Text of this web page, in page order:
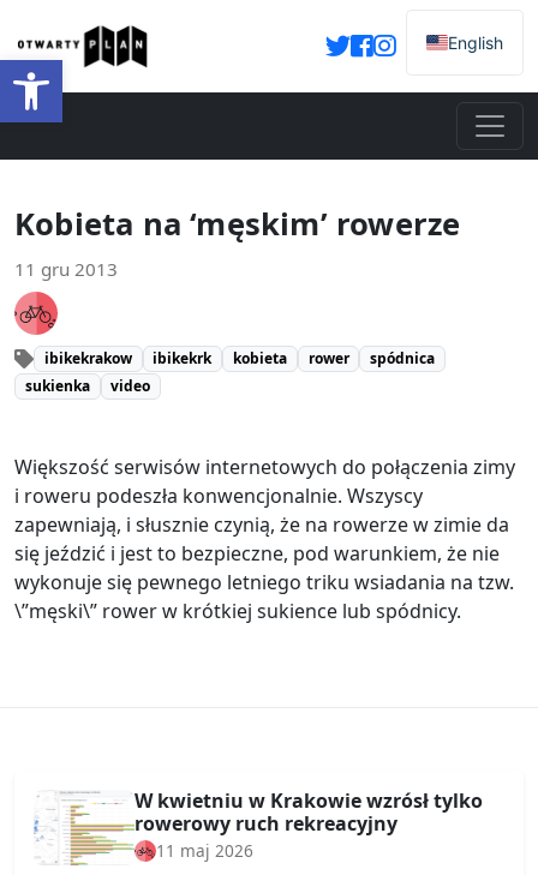
Otwórz pasek narzędzi
English
Kobieta na ‘męskim’ rowerze
11 gru 2013
ibikekrakow ibikekrk kobieta rower
spódnica
sukienka
video
Większość serwisów internetowych do połączenia zimy
i roweru podeszła konwencjonalnie. Wszyscy
zapewniają, i słusznie czynią, że na rowerze w zimie da
się jeździć i jest to bezpieczne, pod warunkiem, że nie
wykonuje się pewnego letniego triku wsiadania na tzw.
\”męski\” rower w krótkiej sukience lub spódnicy.
W kwietniu w Krakowie wzrósł tylko
rowerowy ruch rekreacyjny
11 maj 2026